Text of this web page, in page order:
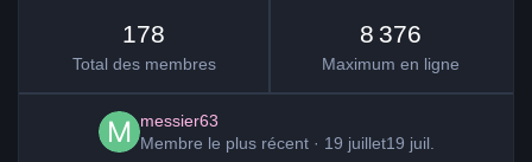
178
Total des membres
8 376
Maximum en ligne
messier63
Membre le plus récent · 19 juillet19 juil.